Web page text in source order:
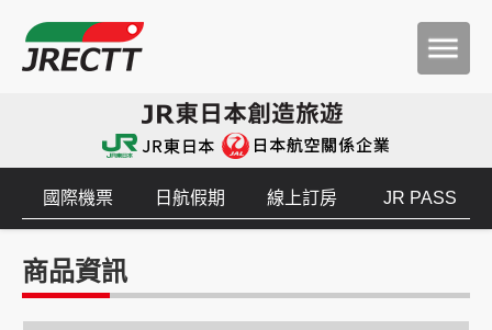
國際機票 日航假期 線上訂房 JR PASS
商品資訊